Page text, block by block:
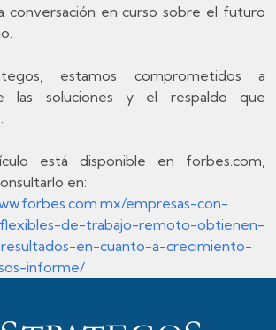
conversación en curso sobre el futuro
estamos comprometidos a
las soluciones y el respaldo que
está disponible en forbes.com,
en:
empresas-con-
de-trabajo-remoto-obtienen-
en-cuanto-a-crecimiento-
informe/